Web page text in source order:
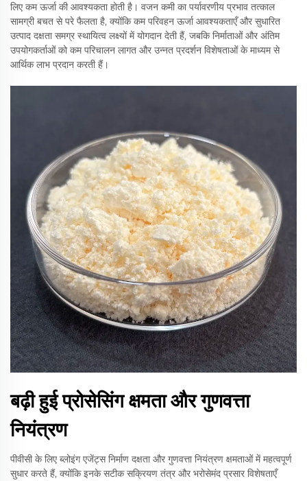
लिए कम ऊर्जा की आवश्यकता होती है। वजन कमी का पर्यावरणीय प्रभाव तत्काल
सामग्री बचत से परे फैलता है, क्योंकि कम परिवहन ऊर्जा आवश्यकताएँ और सुधारित
उत्पाद दक्षता समग्र स्थायित्व लक्ष्यों में योगदान देती हैं, जबकि निर्माताओं और अंतिम
उपयोगकर्ताओं को कम परिचालन लागत और उन्नत प्रदर्शन विशेषताओं के माध्यम से
आर्थिक लाभ प्रदान करती हैं।
बढ़ी हुई प्रोसेसिंग क्षमता और गुणवत्ता
नियंत्रण
पीवीसी के लिए ब्लोइंग एजेंट्स निर्माण दक्षता और गुणवत्ता नियंत्रण क्षमताओं में महत्वपूर्ण
सुधार करते हैं, क्योंकि इनके सटीक सक्रियण तंत्र और भरोसेमंद प्रसार विशेषताएँ